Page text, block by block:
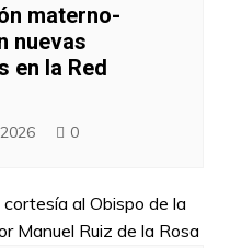
materno-
nuevas
en la Red
0